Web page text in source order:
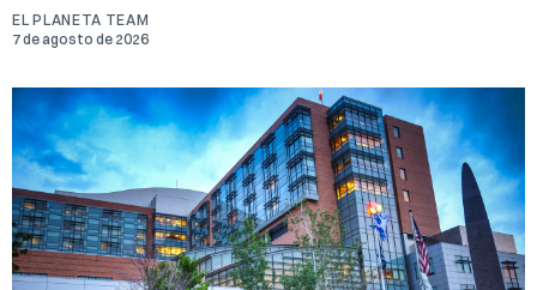
EL PLANETA TEAM
7 de agosto de 2026